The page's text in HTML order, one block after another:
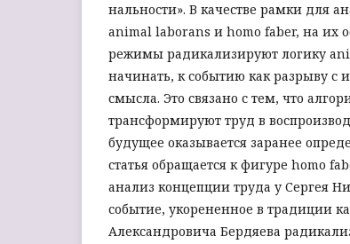
нальности». В качестве рамки для
animal laborans и homo faber, на их
режимы радикализируют логику
начинать, к событию как разрыву
смысла. Это связано с тем, что
трансформируют труд в
будущее оказывается заранее
статья обращается к фигуре homo
анализ концепции труда у Сергея
событие, укорененное в традиции
Александровича Бердяева